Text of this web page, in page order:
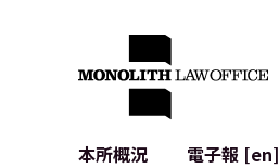
本所概況
電子報 [en]